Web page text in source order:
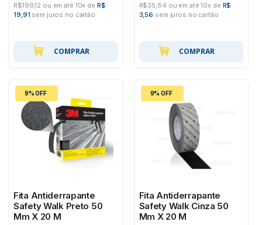
R$199,12 ou em até 10x de R$
19,91 sem juros no cartão
COMPRAR
R$35,64 ou em até 10x de R$
3,56 sem juros no cartão
COMPRAR
9% OFF
Fita Antiderrapante
Safety Walk Preto 50
Mm X 20 M
9% OFF
Fita Antiderrapante
Safety Walk Cinza 50
Mm X 20 M